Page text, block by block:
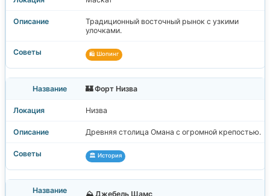
Традиционный восточный рынок с узкими
улочками.
🛍️ Шопинг
🏰 Форт Низва
Низва
Древняя столица Омана с огромной крепостью.
🏛️ История
⛰️ Джебель Шамс